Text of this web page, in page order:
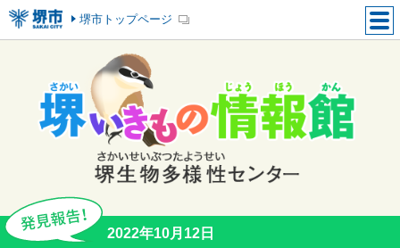
堺市トップページ
2022年10月12日